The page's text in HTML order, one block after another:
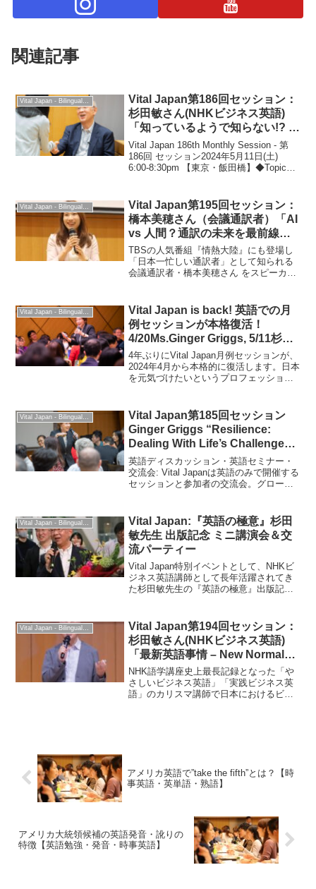
関連記事
Vital Japan - Bilingual Professionals Network
Vital Japan第186回セッション：
杉田敏さん(NHKビジネス英語)
「知っているようで知らない!? 奥
深い英語 基礎語の世界」：2024
年5月11日
Vital Japan 186th Monthly Session - 第
186回 セッション2024年5月11日(土)
6:00-8:30pm 【東京・飯田橋】◆Topic
Vital Japan第195回セッション：
橋本美穂さん（会議通訳者）「AI
vs 人間？通訳の未来を最前線か
ら語る」2026年2月11日
TBSの人気番組『情熱大陸』にも登場し
「日本一忙しい通訳者」として知られる
会議通訳者・橋本美穂さん をスピーカー
者・翻訳者の価値ついて語っていただき
ました。
Vital Japan - Bilingual Professionals Network
Vital Japan is back! 英語での月
例セッションが本格復活！
4/20Ms.Ginger Griggs, 5/11杉田
敏さん(NHKビジネス英語)
4年ぶりにVital Japan月例セッションが、
2024年4月から本格的に復活します。日本
を元気づけたいというプロフェッショナ
流をして楽しみましょう！Vital Ja...
Vital Japan - Bilingual Professionals Network
Vital Japan第185回セッション
Ginger Griggs “Resilience:
Dealing With Life’s Challenges”
: 2024年4月20日
英語ディスカッション・英語セミナー・
交流会: Vital Japanは英語のみで開催する
セッションと参加者の交流会。グローバ
Vital Japan:『英語の極意』杉田
敏先生 出版記念 ミニ講演会＆交
流パーティー
Vital Japan特別イベントとして、NHKビ
ジネス英語講師として長年活躍されてき
た杉田敏先生の『英語の極意』出版記念
Vital Japan - Bilingual Professionals Network
Vital Japan第194回セッション：
杉田敏さん(NHKビジネス英語)
「最新英語事情 – New Normalの
時代における変化」：2025年5月
25日
NHK語学講座史上最長記録となった「や
さしいビジネス英語」「実践ビジネス英
語」のカリスマ講師で日本におけるビジ
アメリカ英語で”take the fifth”とは？【時
事英語・英単語・熟語】
アメリカ大統領候補の英語発音・訛りの
特徴【英語勉強・発音・時事英語】